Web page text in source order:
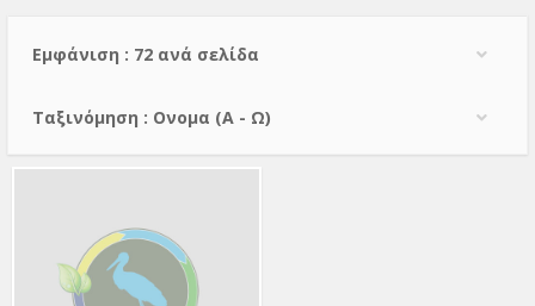
Εμφάνιση : 72 ανά σελίδα
Тαξινόμηση : Ονομα (A - Ω)